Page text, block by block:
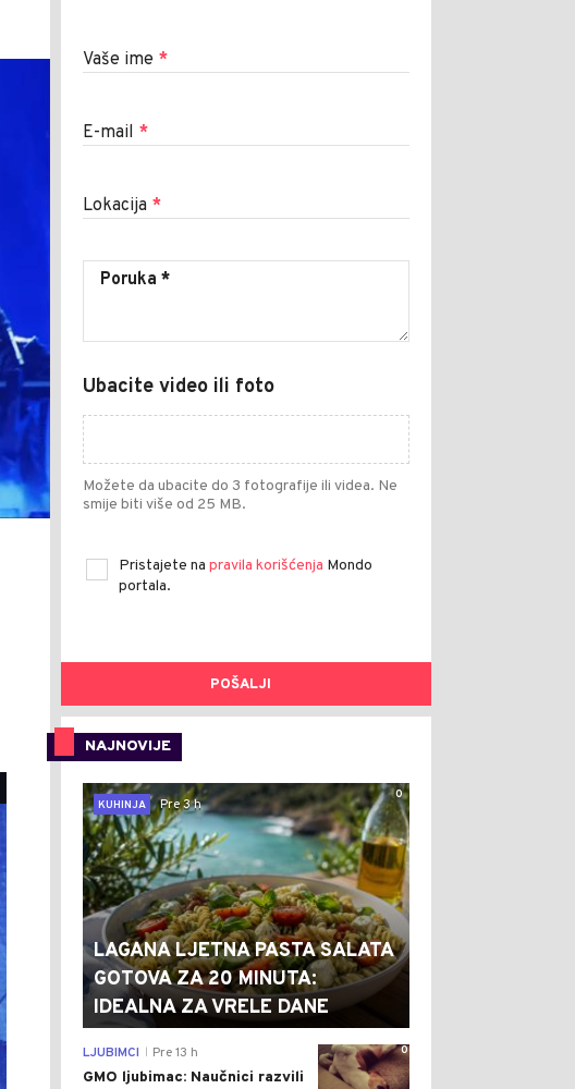
Vaše ime *
E-mail *
Lokacija *
Ubacite video ili foto
Možete da ubacite do 3 fotografije ili videa. Ne
smije biti više od 25 MB.
Pristajete na pravila korišćenja Mondo
portala.
POŠALJI
NAJNOVIJE
0
KUHINJA
Pre 3 h
LAGANA LJETNA PASTA SALATA
GOTOVA ZA 20 MINUTA:
IDEALNA ZA VRELE DANE
0
LJUBIMCI Pre 13 h
GMO ljubimac: Naučnici razvili